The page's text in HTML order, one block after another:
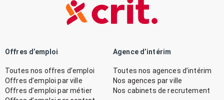
Offres d’emploi
Toutes nos offres d’emploi
Offres d’emploi par ville
Offres d’emploi par métier
Agence d’intérim
Toutes nos agences d’intérim
Nos agences par ville
Nos cabinets de recrutement